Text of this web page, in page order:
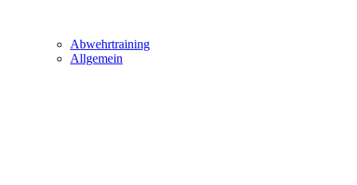
Abwehrtraining
Allgemein